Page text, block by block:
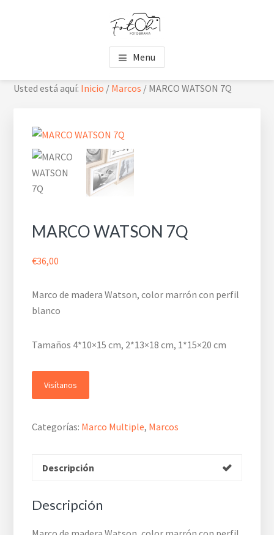
Menu
Usted está aquí: Inicio / Marcos / MARCO WATSON 7Q
MARCO WATSON 7Q
€36,00
Marco de madera Watson, color marrón con perfil
blanco
Tamaños 4*10×15 cm, 2*13×18 cm, 1*15×20 cm
Visítanos
Categorías: Marco Multiple, Marcos
Descripción
Descripción